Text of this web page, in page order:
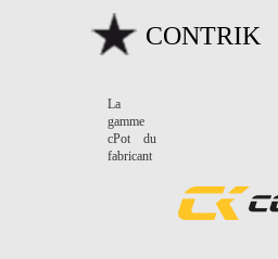
CONTRIK
La
gamme
cPot du
fabricant